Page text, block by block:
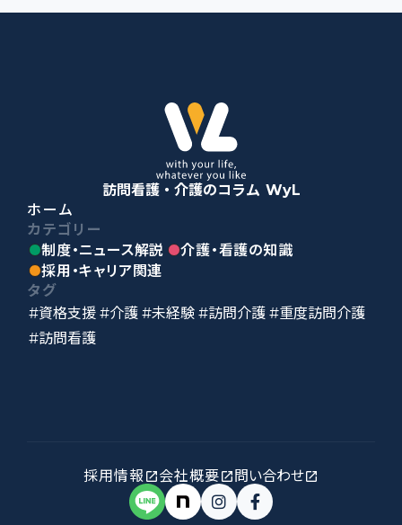
訪問看護・介護のコラム WyL
ホーム
カテゴリー
制度・ニュース解説
介護・看護の知識
採用・キャリア関連
タグ
#資格支援 #介護 #未経験 #訪問介護 #重度訪問介護
#訪問看護
採用情報 open_in_new会社概要open_in_new 問い合わせopen_in_new